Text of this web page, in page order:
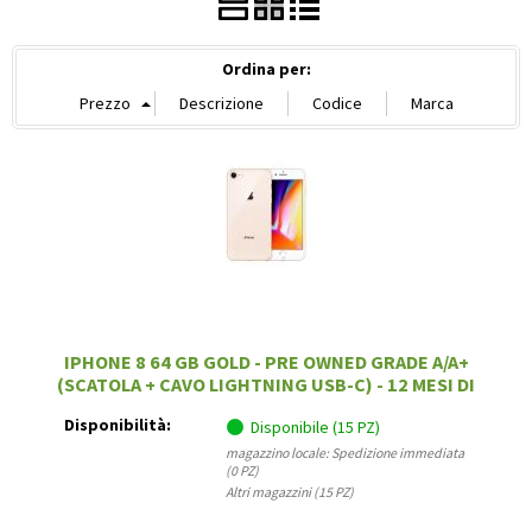
Ordina per:
IPHONE 8 64 GB GOLD - PRE OWNED GRADE A/A+
(SCATOLA + CAVO LIGHTNING USB-C) - 12 MESI DI
Disponibilità: Disponibile (15 PZ)
magazzino locale: Spedizione immediata
(0 PZ)
Altri magazzini (15 PZ)